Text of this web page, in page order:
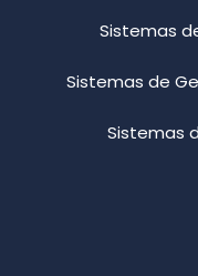
Sistemas
Sistemas de
Sistemas